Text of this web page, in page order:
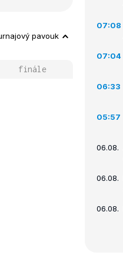
pavouk
finále
07:08
07:04
06:33
05:57
06.08.
06.08.
06.08.